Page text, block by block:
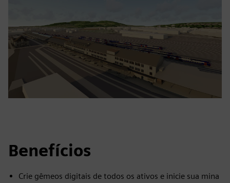
Benefícios
Crie gêmeos digitais de todos os ativos e inicie sua mina